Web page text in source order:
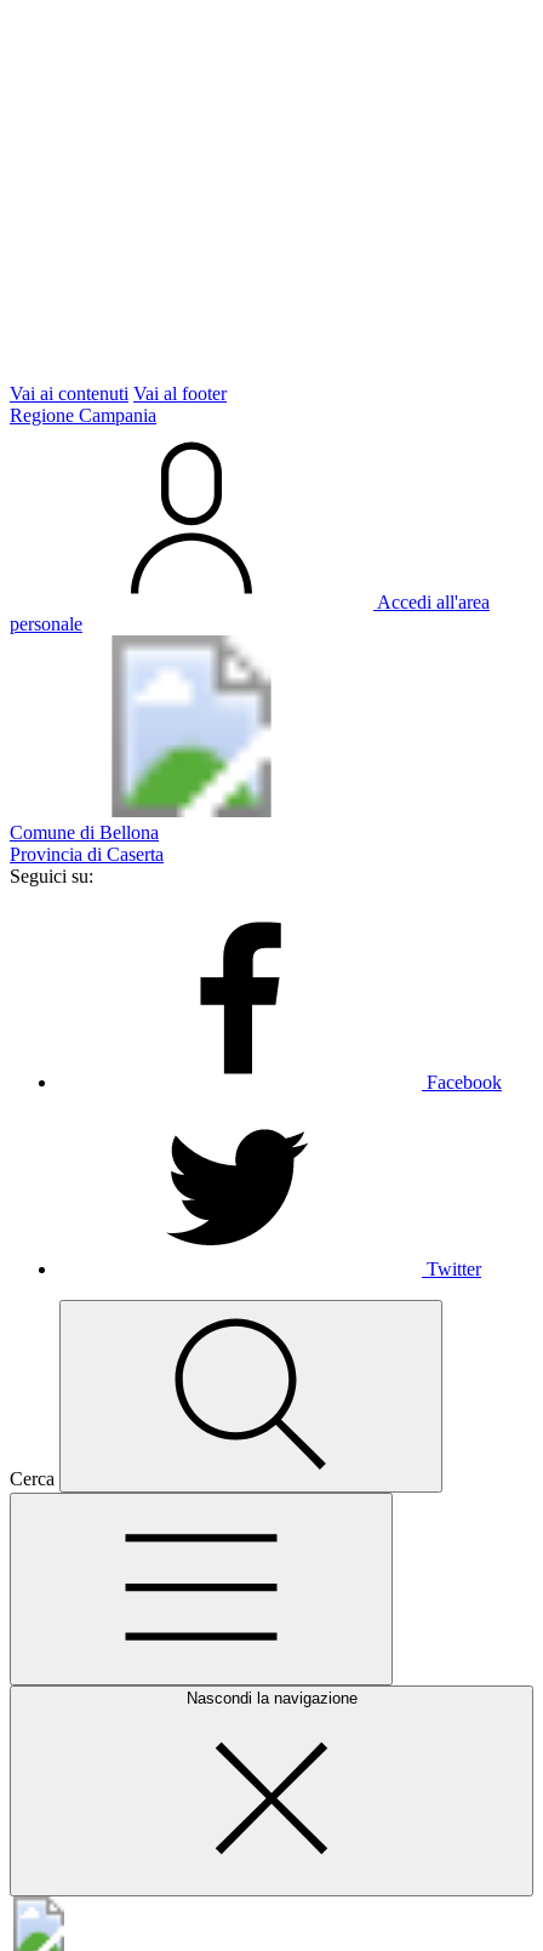
Vai ai contenuti Vai al footer
Regione Campania
Accedi all'area
personale
Comune di Bellona
Provincia di Caserta
Seguici su:
Facebook
Twitter
Cerca
Nascondi la navigazione